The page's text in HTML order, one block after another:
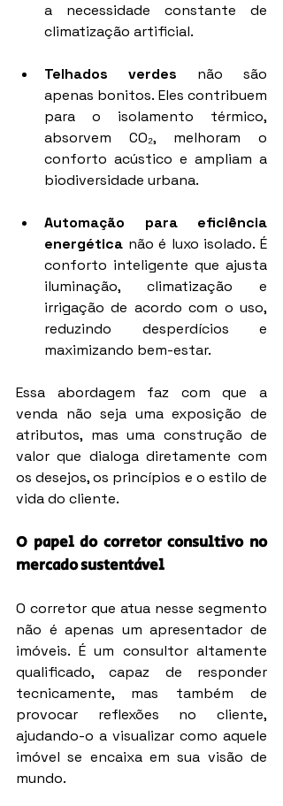
a necessidade constante de
climatização artificial.
Telhados verdes não são
apenas bonitos. Eles contribuem
para o isolamento térmico,
absorvem CO₂, melhoram o
conforto acústico e ampliam a
biodiversidade urbana.
Automação para eficiência
energética não é luxo isolado. É
conforto inteligente que ajusta
iluminação, climatização e
irrigação de acordo com o uso,
reduzindo desperdícios e
maximizando bem-estar.
Essa abordagem faz com que a
venda não seja uma exposição de
atributos, mas uma construção de
valor que dialoga diretamente com
os desejos, os princípios e o estilo de
vida do cliente.
O papel do corretor consultivo no
mercado sustentável
O corretor que atua nesse segmento
não é apenas um apresentador de
imóveis. É um consultor altamente
qualificado, capaz de responder
tecnicamente, mas também de
provocar reflexões no cliente,
ajudando-o a visualizar como aquele
imóvel se encaixa em sua visão de
mundo.